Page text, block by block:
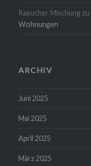
Raeucher Mischung zu
Wohnungen
ARCHIV
Juni 2025
Mai 2025
April 2025
März 2025